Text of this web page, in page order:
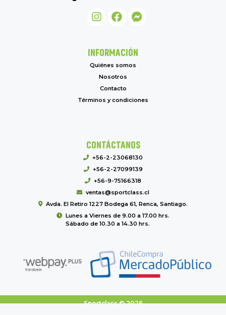
INFORMACIÓN
Quiénes somos
Nosotros
Contacto
Términos y condiciones
CONTÁCTANOS
+56-2-23068130
+56-2-27099139
+56-9-75166318
ventas@sportclass.cl
Avda. El Retiro 1227 Bodega 61, Renca, Santiago.
Lunes a Viernes de 9.00 a 17.00 hrs.
Sábado de 10.30 a 14.30 hrs.
Sportclass © 2026